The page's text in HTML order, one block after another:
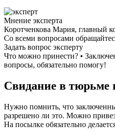
Мнение эксперта
Коротченкова Мария, главный
Со всеми вопросами
Задать вопрос эксперту
Что можно принести? •
вопросы, обязательно помогу!
Свидание в тюрьме
Нужно помнить, что
разрешено ли это. Можно
На посылке обязательно